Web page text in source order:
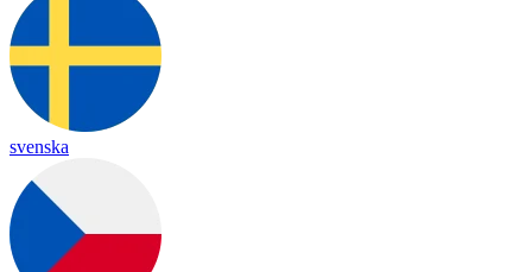
svenska